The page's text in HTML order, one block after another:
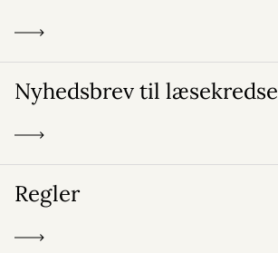
Nyhedsbrev til læsekredse
Regler